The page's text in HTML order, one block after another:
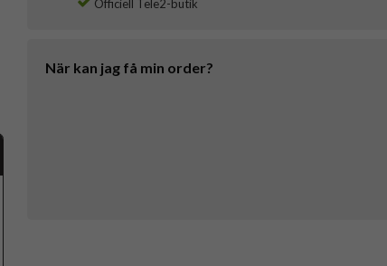
Officiell Tele2-butik
När kan jag få min order?